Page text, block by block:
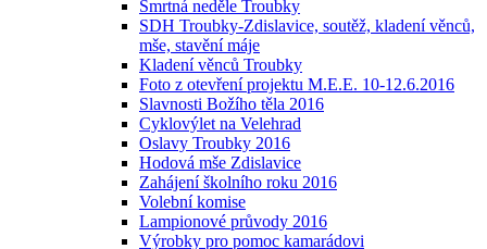
Smrtná neděle Troubky
SDH Troubky-Zdislavice, soutěž, kladení věnců,
mše, stavění máje
Kladení věnců Troubky
Foto z otevření projektu M.E.E. 10-12.6.2016
Slavnosti Božího těla 2016
Cyklovýlet na Velehrad
Oslavy Troubky 2016
Hodová mše Zdislavice
Zahájení školního roku 2016
Volební komise
Lampionové průvody 2016
Výrobky pro pomoc kamarádovi